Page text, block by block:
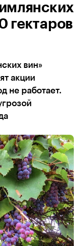
гектаров
вин»
акции
не работает.